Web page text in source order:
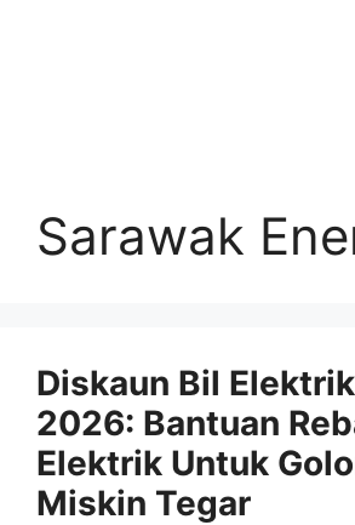
Sarawak
Diskaun Bil
2026: Bantuan
Elektrik Untuk
Miskin Tegar